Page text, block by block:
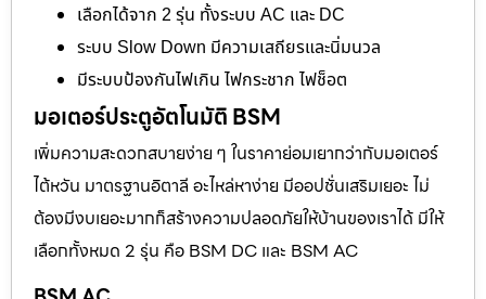
เลือกได้จาก 2 รุ่น ทั้งระบบ AC และ DC
ระบบ Slow Down มีความเสถียรและนิ่มนวล
มีระบบป้องกันไฟเกิน ไฟกระชาก ไฟช็อต
มอเตอร์ประตูอัตโนมัติ BSM
เพิ่มความสะดวกสบายง่าย ๆ ในราคาย่อมเยากว่ากับมอเตอร์
ไต้หวัน มาตรฐานอิตาลี อะไหล่หาง่าย มีออปชั่นเสริมเยอะ ไม่
ต้องมีงบเยอะมากก็สร้างความปลอดภัยให้บ้านของเราได้ มีให้
เลือกทั้งหมด 2 รุ่น คือ BSM DC และ BSM AC